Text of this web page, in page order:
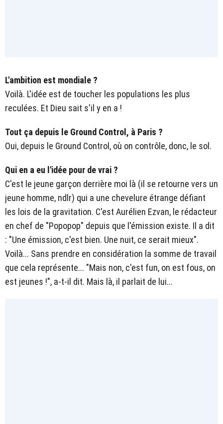
L'ambition est mondiale ?
Voilà. L'idée est de toucher les populations les plus
reculées. Et Dieu sait s'il y en a !
Tout ça depuis le Ground Control, à Paris ?
Oui, depuis le Ground Control, où on contrôle, donc, le sol.
Qui en a eu l'idée pour de vrai ?
C'est le jeune garçon derrière moi là (il se retourne vers un
jeune homme, ndlr) qui a une chevelure étrange défiant
les lois de la gravitation. C'est Aurélien Ezvan, le rédacteur
en chef de "Popopop" depuis que l'émission existe. Il a dit
: "Une émission, c'est bien. Une nuit, ce serait mieux".
Voilà... Sans prendre en considération la somme de travail
que cela représente... "Mais non, c'est fun, on est fous, on
est jeunes !", a-t-il dit. Mais là, il parlait de lui...